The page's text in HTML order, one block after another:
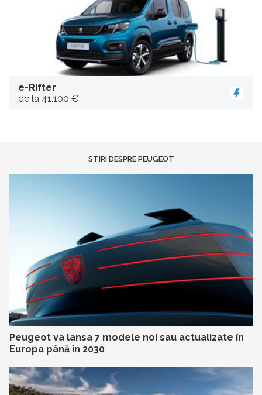
e-Rifter
de la 41.100 €
STIRI DESPRE PEUGEOT
Peugeot va lansa 7 modele noi sau actualizate în
Europa până în 2030